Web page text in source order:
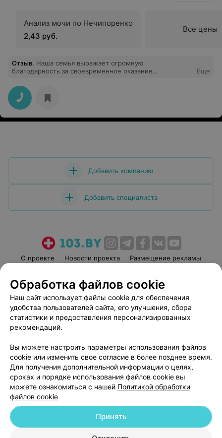
Анализ мочи по Нечипоренко
2,43 руб.
Все цены
Отзыв. Наша семья выражает огромную
благодарность за своевременное оказание
врачам - начмеду О. В., Зав. инф. отд. Н. А, Зав.
Отд.реанимации - Д.А, В. В., всему медицинскому
персоналу ОРИТ. Желаем крепкого здоровья,
дальнейших успехов в профессиональной
деятельности. С уважением Агабалаев К. А, врач,
Еще
Добавить компанию
Добавить специалиста
О проекте Новости проекта
Размещение рекламы
Пользовательское соглашение
Способы оплаты
Вакансии
Партнеры
Написать руководителю 103.by
Обработка персональных данных
© 2026 ООО «Артокс Лаб», УНП 191700409
| 220012, Республика Беларусь,
г. Минск, улица Толбухина, 2, пом. 16 | help@103.by
Обработка файлов cookie
Наш сайт использует файлы cookie для обеспечения
удобства пользователей сайта, его улучшения, сбора
статистики и предоставления персонализированных
рекомендаций.
Вы можете настроить параметры использования файлов
cookie или изменить свое согласие в более позднее время.
Для получения дополнительной информации о целях,
сроках и порядке использования файлов cookie вы
можете ознакомиться с нашей Политикой обработки
файлов cookie
Принять